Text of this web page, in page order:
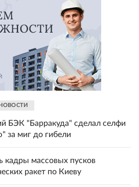
БЭК "Барракуда" сделал селфи
за миг до гибели
кадры массовых пусков
ракет по Киеву